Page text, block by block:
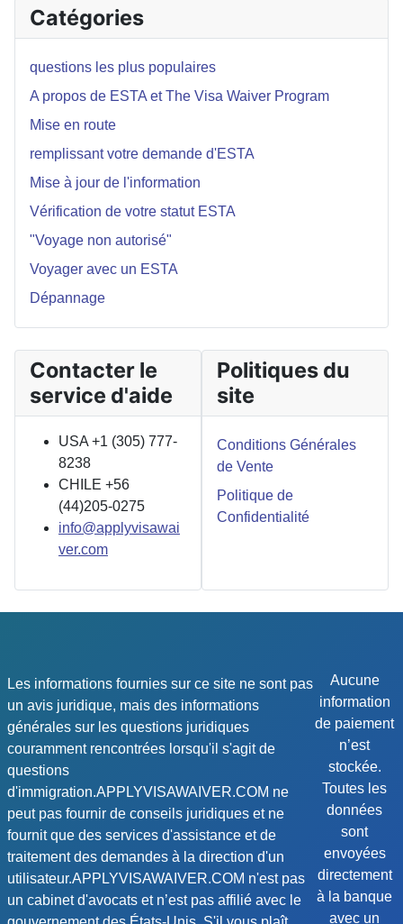
Catégories
questions les plus populaires
A propos de ESTA et The Visa Waiver Program
Mise en route
remplissant votre demande d'ESTA
Mise à jour de l'information
Vérification de votre statut ESTA
"Voyage non autorisé"
Voyager avec un ESTA
Dépannage
Contacter le
service d'aide
USA +1 (305) 777-
8238
CHILE +56
(44)205-0275
info@applyvisawai
ver.com
Politiques du
site
Conditions Générales
de Vente
Politique de
Confidentialité
Les informations fournies sur ce site ne sont pas
un avis juridique, mais des informations
générales sur les questions juridiques
couramment rencontrées lorsqu'il s'agit de
questions
d'immigration.APPLYVISAWAIVER.COM ne
peut pas fournir de conseils juridiques et ne
fournit que des services d'assistance et de
traitement des demandes à la direction d'un
utilisateur.APPLYVISAWAIVER.COM n'est pas
un cabinet d'avocats et n’est pas affilié avec le
Aucune
information
de paiement
n’est
stockée.
Toutes les
données
sont
envoyées
directement
à la banque
avec un